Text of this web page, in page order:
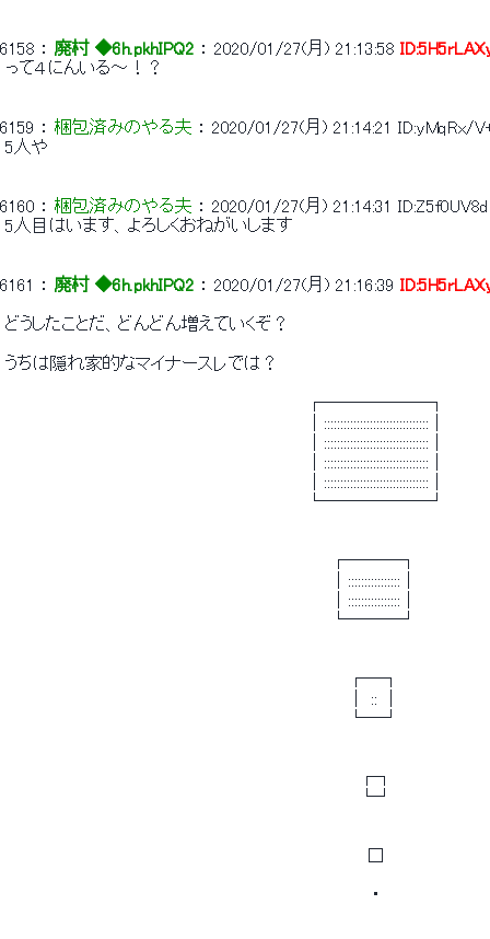
6158 ： 廃村 ◆6h.pkhIPQ2 ： 2020/01/27(月) 21:13:58
って４にんいる～！？
6159 ： 梱包済みのやる夫 ： 2020/01/27(月) 21:14:21 ID:yMqRx/
5人や
6160 ： 梱包済みのやる夫 ： 2020/01/27(月) 21:14:31 ID:Z5f0UV8d
5人目はいます、よろしくおねがいします
6161 ： 廃村 ◆6h.pkhIPQ2 ： 2020/01/27(月) 21:16:39
どうしたことだ、どんどん増えていくぞ？
うちは隠れ家的なマイナースレでは？
┌──────┐
│::::::::::::::::::::::::::::::::│
│::::::::::::::::::::::::::::::::│
│::::::::::::::::::::::::::::::::│
│::::::::::::::::::::::::::::::::│
└──────┘
┌───┐
│::::::::::::::::│
│::::::::::::::::│
└───┘
┌─┐
│ :: │
└─┘
┌┐
└┘
・